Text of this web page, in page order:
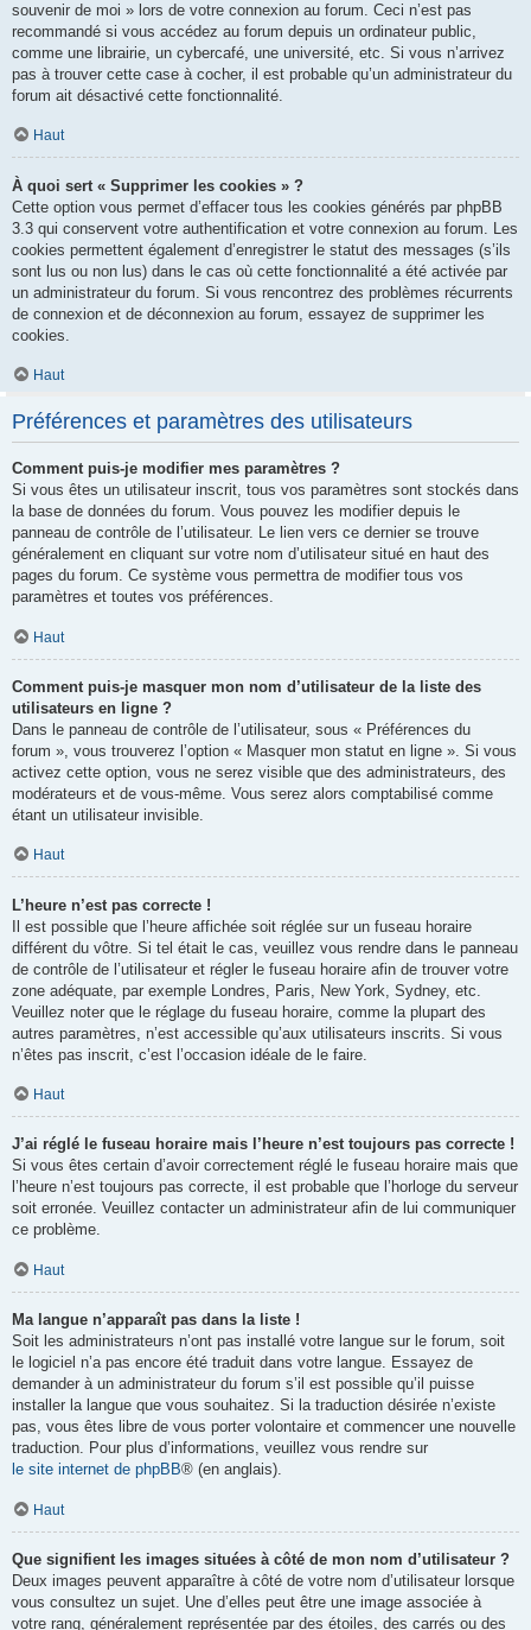
souvenir de moi » lors de votre connexion au forum. Ceci n’est pas
recommandé si vous accédez au forum depuis un ordinateur public,
comme une librairie, un cybercafé, une université, etc. Si vous n’arrivez
pas à trouver cette case à cocher, il est probable qu’un administrateur du
forum ait désactivé cette fonctionnalité.
Haut
À quoi sert « Supprimer les cookies » ?
Cette option vous permet d’effacer tous les cookies générés par phpBB
3.3 qui conservent votre authentification et votre connexion au forum. Les
cookies permettent également d’enregistrer le statut des messages (s’ils
sont lus ou non lus) dans le cas où cette fonctionnalité a été activée par
un administrateur du forum. Si vous rencontrez des problèmes récurrents
de connexion et de déconnexion au forum, essayez de supprimer les
cookies.
Haut
Préférences et paramètres des utilisateurs
Comment puis-je modifier mes paramètres ?
Si vous êtes un utilisateur inscrit, tous vos paramètres sont stockés dans
la base de données du forum. Vous pouvez les modifier depuis le
panneau de contrôle de l’utilisateur. Le lien vers ce dernier se trouve
généralement en cliquant sur votre nom d’utilisateur situé en haut des
pages du forum. Ce système vous permettra de modifier tous vos
paramètres et toutes vos préférences.
Haut
Comment puis-je masquer mon nom d’utilisateur de la liste des
utilisateurs en ligne ?
Dans le panneau de contrôle de l’utilisateur, sous « Préférences du
forum », vous trouverez l’option « Masquer mon statut en ligne ». Si vous
activez cette option, vous ne serez visible que des administrateurs, des
modérateurs et de vous-même. Vous serez alors comptabilisé comme
étant un utilisateur invisible.
Haut
L’heure n’est pas correcte !
Il est possible que l’heure affichée soit réglée sur un fuseau horaire
différent du vôtre. Si tel était le cas, veuillez vous rendre dans le panneau
de contrôle de l’utilisateur et régler le fuseau horaire afin de trouver votre
zone adéquate, par exemple Londres, Paris, New York, Sydney, etc.
Veuillez noter que le réglage du fuseau horaire, comme la plupart des
autres paramètres, n’est accessible qu’aux utilisateurs inscrits. Si vous
n’êtes pas inscrit, c’est l’occasion idéale de le faire.
Haut
J’ai réglé le fuseau horaire mais l’heure n’est toujours pas correcte !
Si vous êtes certain d’avoir correctement réglé le fuseau horaire mais que
l’heure n’est toujours pas correcte, il est probable que l’horloge du serveur
soit erronée. Veuillez contacter un administrateur afin de lui communiquer
ce problème.
Haut
Ma langue n’apparaît pas dans la liste !
Soit les administrateurs n’ont pas installé votre langue sur le forum, soit
le logiciel n’a pas encore été traduit dans votre langue. Essayez de
demander à un administrateur du forum s’il est possible qu’il puisse
installer la langue que vous souhaitez. Si la traduction désirée n’existe
pas, vous êtes libre de vous porter volontaire et commencer une nouvelle
traduction. Pour plus d’informations, veuillez vous rendre sur
le site internet de phpBB® (en anglais).
Haut
Que signifient les images situées à côté de mon nom d’utilisateur ?
Deux images peuvent apparaître à côté de votre nom d’utilisateur lorsque
vous consultez un sujet. Une d’elles peut être une image associée à
votre rang, généralement représentée par des étoiles, des carrés ou des